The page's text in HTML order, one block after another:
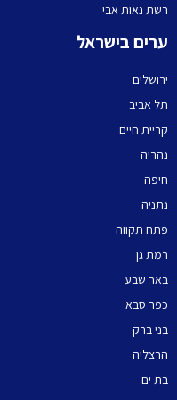
רשת נאות אבי
ערים בישראל
ירושלים
תל אביב
קריית חיים
נהריה
חיפה
נתניה
פתח תקווה
רמת גן
באר שבע
כפר סבא
בני ברק
הרצליה
בת ים